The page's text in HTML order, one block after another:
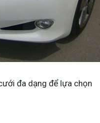
đa dạng để lựa chọn